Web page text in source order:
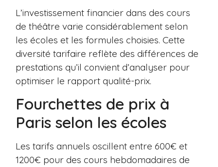
L’investissement financier dans des cours
de théâtre varie considérablement selon
les écoles et les formules choisies. Cette
diversité tarifaire reflète des différences de
prestations qu’il convient d’analyser pour
optimiser le rapport qualité-prix.
Fourchettes de prix à
Paris selon les écoles
Les tarifs annuels oscillent entre 600€ et
1200€ pour des cours hebdomadaires de